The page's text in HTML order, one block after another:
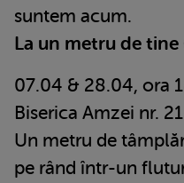
suntem acum.
La un metru de tine
07.04 & 28.04, ora
Biserica Amzei nr.
Un metru de
pe rând într-un